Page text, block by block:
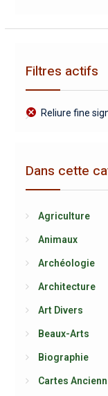
Filtres actifs
Reliure fine
Dans cette
Agriculture
Animaux
Archéologie
Architecture
Art Divers
Beaux-Arts
Biographie
Cartes